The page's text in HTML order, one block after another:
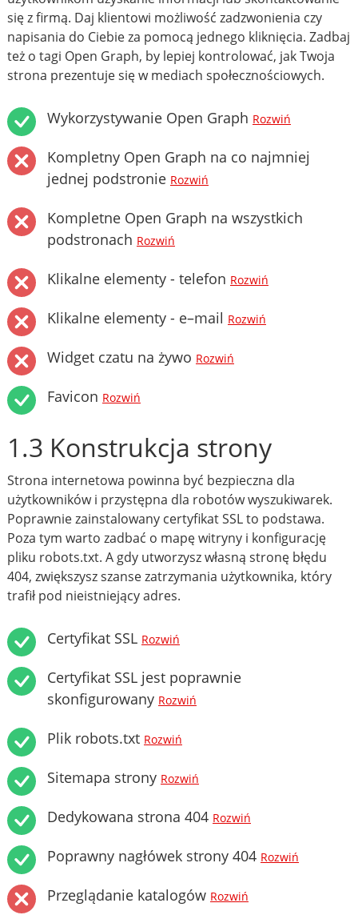
się z firmą. Daj klientowi możliwość zadzwonienia czy
napisania do Ciebie za pomocą jednego kliknięcia. Zadbaj
też o tagi Open Graph, by lepiej kontrolować, jak Twoja
strona prezentuje się w mediach społecznościowych.
Wykorzystywanie Open Graph Rozwiń
Kompletny Open Graph na co najmniej
jednej podstronie Rozwiń
Kompletne Open Graph na wszystkich
podstronach Rozwiń
Klikalne elementy - telefon Rozwiń
Klikalne elementy - e–mail Rozwiń
Widget czatu na żywo Rozwiń
Favicon Rozwiń
1.3 Konstrukcja strony
Strona internetowa powinna być bezpieczna dla
użytkowników i przystępna dla robotów wyszukiwarek.
Poprawnie zainstalowany certyfikat SSL to podstawa.
Poza tym warto zadbać o mapę witryny i konfigurację
pliku robots.txt. A gdy utworzysz własną stronę błędu
404, zwiększysz szanse zatrzymania użytkownika, który
trafił pod nieistniejący adres.
Certyfikat SSL Rozwiń
Certyfikat SSL jest poprawnie
skonfigurowany Rozwiń
Plik robots.txt Rozwiń
Sitemapa strony Rozwiń
Dedykowana strona 404 Rozwiń
Poprawny nagłówek strony 404 Rozwiń
Przeglądanie katalogów Rozwiń